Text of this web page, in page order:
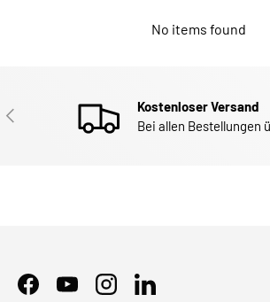
No items found
ZURÜCK
Kostenloser Versand
Bei allen Bestellungen
FacebookYouTubeInstagramLinkedIn